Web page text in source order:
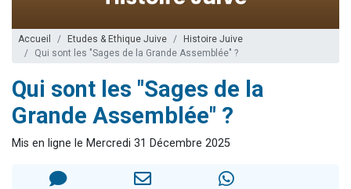
2 nouvelles musiques dans Torah-Box Music
8 personnes viennent de faire un don pour Tsédaka : pauvres d'Israel
Il reste 49 places pour étudier en groupe sur Zoom
Accueil Etudes & Ethique Juive
Histoire Juive
Qui sont les "Sages de la Grande Assemblée" ?
Qui sont les "Sages de la
Grande Assemblée" ?
Mis en ligne le Mercredi 31 Décembre 2025